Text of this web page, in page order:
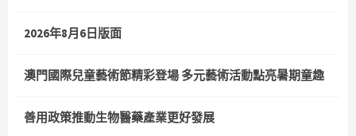
2026年8月6日版面
澳門國際兒童藝術節精彩登場 多元藝術活動點亮暑期童趣
善用政策推動生物醫藥產業更好發展